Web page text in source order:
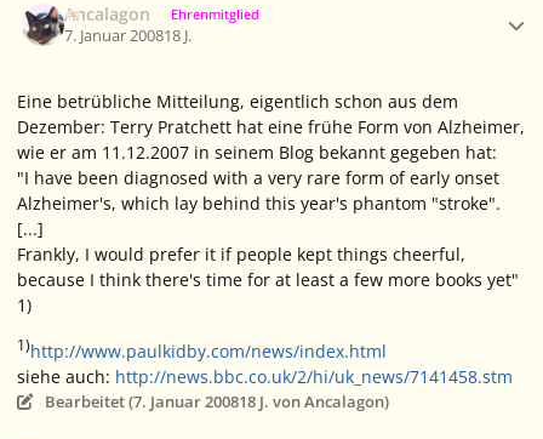
Ancalagon Ehrenmitglied
7. Januar 200818 J.
Eine betrübliche Mitteilung, eigentlich schon aus dem
Dezember: Terry Pratchett hat eine frühe Form von Alzheimer,
wie er am 11.12.2007 in seinem Blog bekannt gegeben hat:
"I have been diagnosed with a very rare form of early onset
Alzheimer's, which lay behind this year's phantom "stroke".
[...]
Frankly, I would prefer it if people kept things cheerful,
because I think there's time for at least a few more books yet"
1)
1)http://www.paulkidby.com/news/index.html
siehe auch: http://news.bbc.co.uk/2/hi/uk_news/7141458.stm
Bearbeitet (7. Januar 200818 J. von Ancalagon)